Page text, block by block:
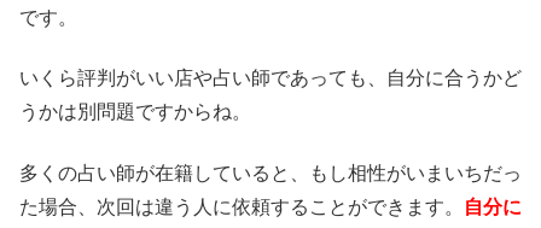
です。
いくら評判がいい店や占い師であっても、自分に合うかど
うかは別問題ですからね。
多くの占い師が在籍していると、もし相性がいまいちだっ
た場合、次回は違う人に依頼することができます。
自分に